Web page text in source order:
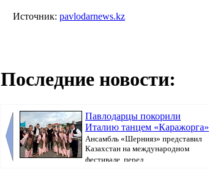
Источник: pavlodarnews.kz
Последние новости:
Павлодарцы покорили
Италию танцем «Каражорга»
Ансамбль «Шернияз» представил
Казахстан на международном
фестивале, перед...